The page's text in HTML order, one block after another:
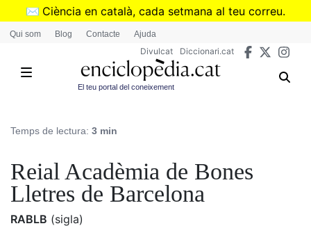
Vés
✉️ Ciència en català, cada setmana al teu correu.
➜Subscriu-te al butlletí de Divulcat
Qui som Blog Contacte Ajuda
Divulcat Diccionari.cat
El teu portal del coneixement
Temps de lectura: 3 min
Reial Acadèmia de Bones
Lletres de Barcelona
RABLB (sigla)